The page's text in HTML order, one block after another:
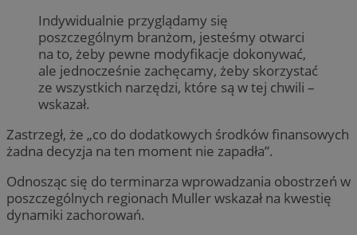
Indywidualnie przyglądamy się
poszczególnym branżom, jesteśmy otwarci
na to, żeby pewne modyfikacje dokonywać,
ale jednocześnie zachęcamy, żeby skorzystać
ze wszystkich narzędzi, które są w tej chwili –
wskazał.
Zastrzegł, że „co do dodatkowych środków finansowych
żadna decyzja na ten moment nie zapadła”.
Odnosząc się do terminarza wprowadzania obostrzeń w
poszczególnych regionach Muller wskazał na kwestię
dynamiki zachorowań.